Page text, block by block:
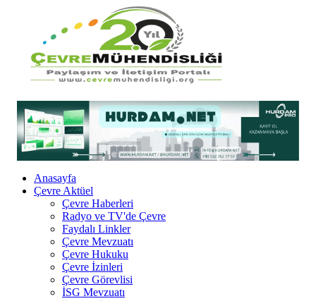
Anasayfa
Çevre Aktüel
Çevre Haberleri
Radyo ve TV'de Çevre
Faydalı Linkler
Çevre Mevzuatı
Çevre Hukuku
Çevre İzinleri
Çevre Görevlisi
İSG Mevzuatı